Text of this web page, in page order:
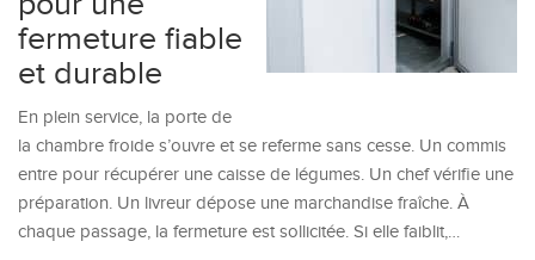
fermeture fiable
et durable
En plein service, la porte de
la chambre froide s’ouvre et se referme sans cesse. Un commis
entre pour récupérer une caisse de légumes. Un chef vérifie une
préparation. Un livreur dépose une marchandise fraîche. À
chaque passage, la fermeture est sollicitée. Si elle faiblit,…